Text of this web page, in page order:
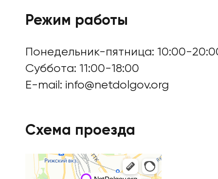
Режим работы
Понедельник-пятница: 10:00-
Суббота: 11:00-18:00
E-mail: info@netdolgov.org
Схема проезда
Цены
Контакты